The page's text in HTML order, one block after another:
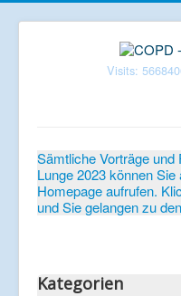
Visits:
Verein
Patientenbroschüren
Mediathek
Sämtliche Vorträge
Lunge 2023 können
Homepage aufrufen.
und Sie gelangen zu
Kategorien